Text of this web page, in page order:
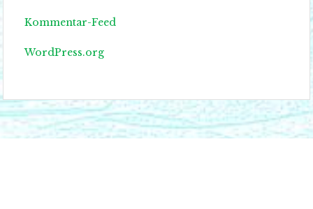
Kommentar-Feed
WordPress.org